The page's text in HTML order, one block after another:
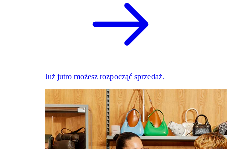
Już jutro możesz rozpocząć sprzedaż.